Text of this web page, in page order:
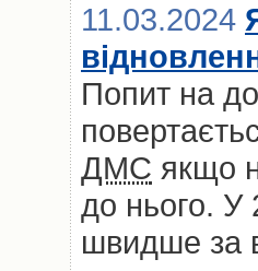
11.03.2024
Попит на
ДМС якщо
до нього. У
швидше за